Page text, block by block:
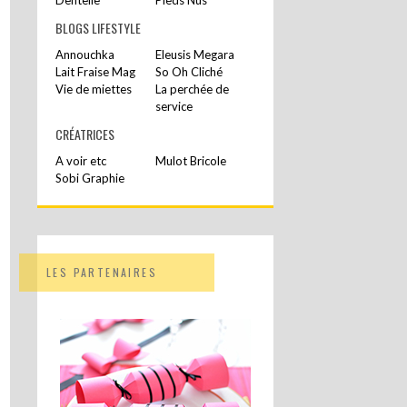
BLOGS LIFESTYLE
Annouchka
Eleusis Megara
Lait Fraise Mag
So Oh Cliché
Vie de miettes
La perchée de
service
CRÉATRICES
A voir etc
Mulot Bricole
Sobi Graphie
LES PARTENAIRES